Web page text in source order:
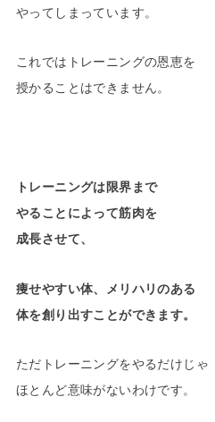
やってしまっています。
これではトレーニングの恩恵を
授かることはできません。
トレーニングは限界まで
やることによって筋肉を
成長させて、
痩せやすい体、メリハリのある
体を創り出すことができます。
ただトレーニングをやるだけじゃ
ほとんど意味がないわけです。